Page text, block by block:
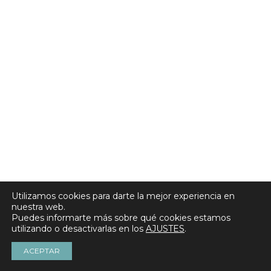
Utilizamos cookies para darte la mejor experiencia en
nuestra web.
Puedes informarte más sobre qué cookies estamos
utilizando o desactivarlas en los AJUSTES.
ACEPTAR